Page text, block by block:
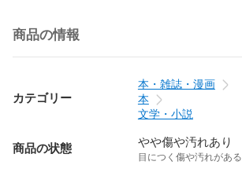
商品の情報
カテゴリー
本・雑誌・漫画
本
文学・小説
商品の状態 やや傷や汚れあり
目につく傷や汚れがある